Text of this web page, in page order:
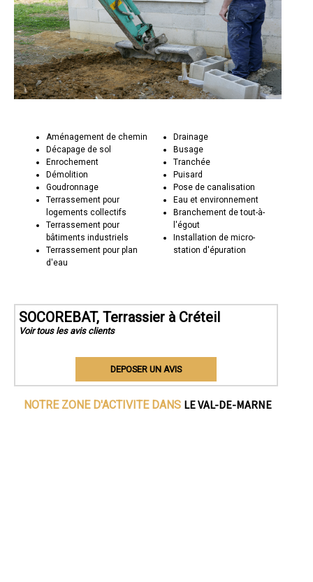
Aménagement de chemin
Décapage de sol
Enrochement
Démolition
Goudronnage
Terrassement pour
logements collectifs
Terrassement pour
bâtiments industriels
Terrassement pour plan
d'eau
Drainage
Busage
Tranchée
Puisard
Pose de canalisation
Eau et environnement
Branchement de tout-à-
l'égout
Installation de micro-
station d'épuration
SOCOREBAT, Terrassier à Créteil
Voir tous les avis clients
DEPOSER UN AVIS
NOTRE ZONE D'ACTIVITE DANS LE VAL-DE-MARNE